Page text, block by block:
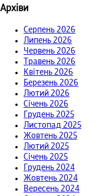
Архіви
Серпень 2026
Липень 2026
Червень 2026
Травень 2026
Квітень 2026
Березень 2026
Лютий 2026
Січень 2026
Грудень 2025
Листопад 2025
Жовтень 2025
Лютий 2025
Січень 2025
Грудень 2024
Жовтень 2024
Вересень 2024